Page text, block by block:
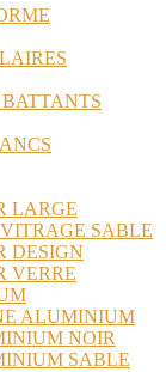
LARGE
SABLE
DESIGN
VERRE
ALUMINIUM
NOIR
SABLE